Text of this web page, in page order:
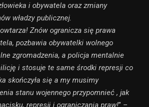
i obywatela oraz zmiany
władzy publicznej.
Znów ogranicza się prawa
pozbawia obywatelki wolnego
zgromadzenia, a policja mentalnie
i stosuje te same środki represji co
skończyła się a my musimy
stanu wojennego przypomnieć , jak
represji i ograniczania praw!” –